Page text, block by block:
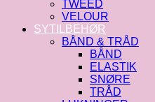
TWEED
VELOUR
SYTILBEHØR
BÅND & TRÅD
BÅND
ELASTIK
SNØRE
TRÅD